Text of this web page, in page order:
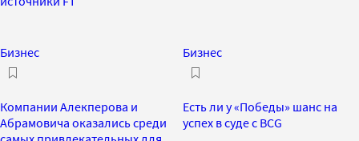
Бизнес
Компании Алекперова и
Абрамовича оказались среди
Бизнес
Есть ли у «Победы» шанс на
успех в суде с BCG